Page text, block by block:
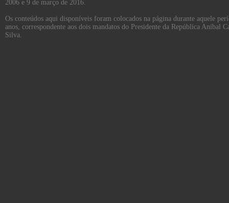
2006 e 9 de março de 2016.
Os conteúdos aqui disponíveis foram colocados na página durante aquele
anos, correspondente aos dois mandatos do Presidente da República Aníbal
Silva.